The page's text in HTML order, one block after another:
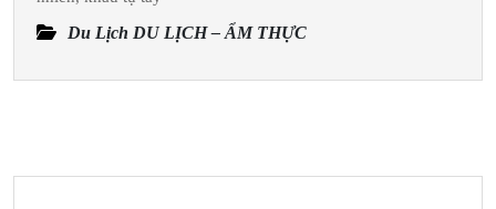
Dịch
Tour
Du Lịch DU LỊCH – ẨM THỰC